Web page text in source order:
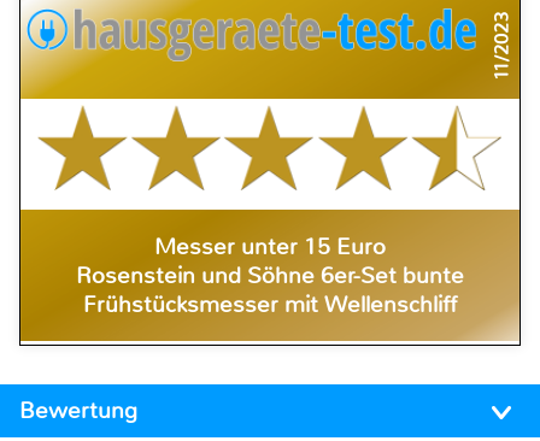
11/2023
Messer unter 15 Euro
Rosenstein und Söhne 6er-Set bunte
Frühstücksmesser mit Wellenschliff
Bewertung